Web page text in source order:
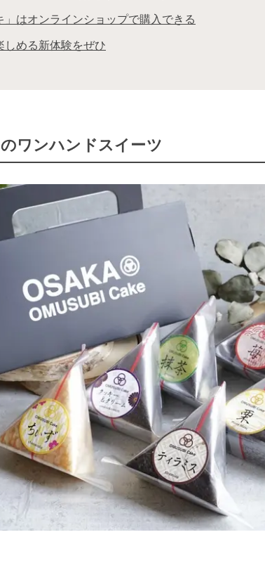
」はオンラインショップで購入できる
しめる新体験をぜひ
ワンハンドスイーツ